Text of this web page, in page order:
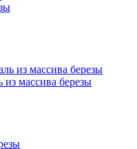
массива березы